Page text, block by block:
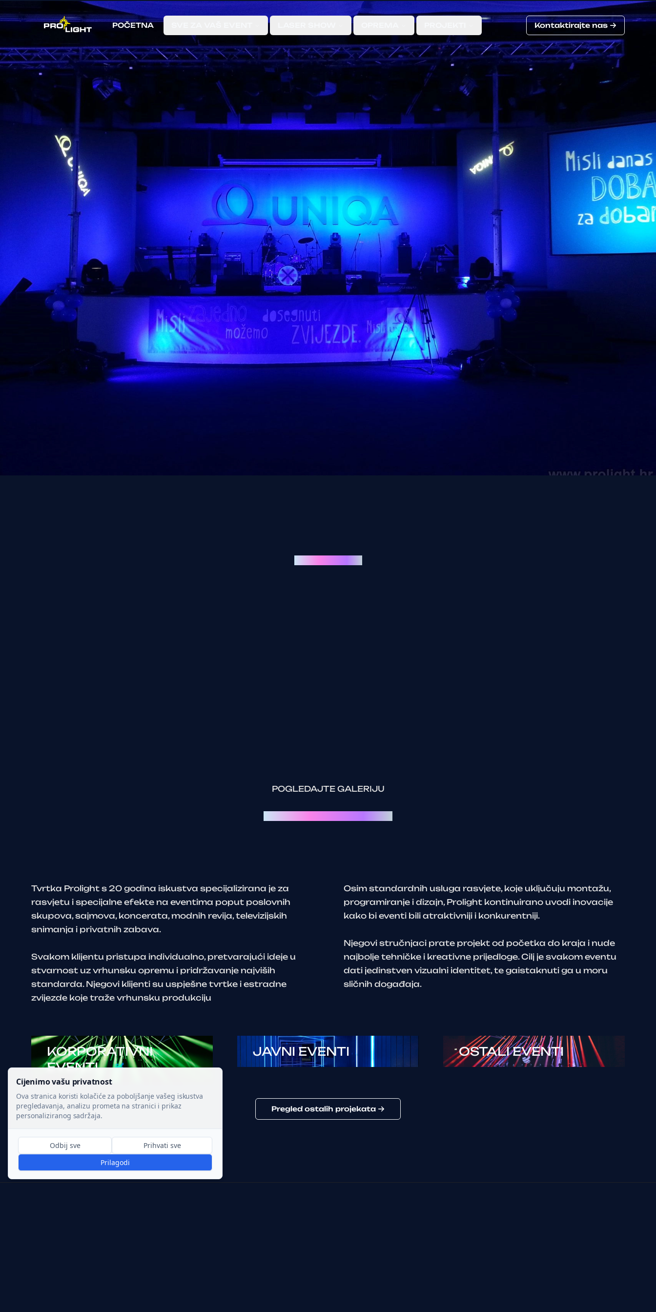
POČETNA Kontaktirajte nas
POGLEDAJTE GALERIJU
Tvrtka Prolight s 20 godina iskustva specijalizirana je za
rasvjetu i specijalne efekte na eventima poput poslovnih
skupova, sajmova, koncerata, modnih revija, televizijskih
snimanja i privatnih zabava.
Svakom klijentu pristupa individualno, pretvarajući ideje u
stvarnost uz vrhunsku opremu i pridržavanje najviših
standarda. Njegovi klijenti su uspješne tvrtke i estradne
zvijezde koje traže vrhunsku produkciju
Osim standardnih usluga rasvjete, koje uključuju montažu,
programiranje i dizajn, Prolight kontinuirano uvodi inovacije
kako bi eventi bili atraktivniji i konkurentniji.
Njegovi stručnjaci prate projekt od početka do kraja i nude
najbolje tehničke i kreativne prijedloge. Cilj je svakom eventu
dati jedinstven vizualni identitet, te gaistaknuti ga u moru
sličnih događaja.
KORPORATIVNI
EVENTI
JAVNI EVENTI OSTALI EVENTI
Pregled ostalih projekata
Cijenimo vašu privatnost
Ova stranica koristi kolačiće za poboljšanje vašeg iskustva
pregledavanja, analizu prometa na stranici i prikaz
personaliziranog sadržaja.
Odbij sve
Prihvati sve
Prilagodi